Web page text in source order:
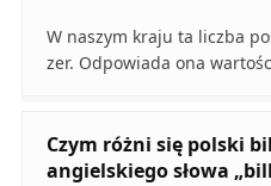
W naszym kraju ta liczba
zer. Odpowiada ona
Czym różni się polski
angielskiego słowa